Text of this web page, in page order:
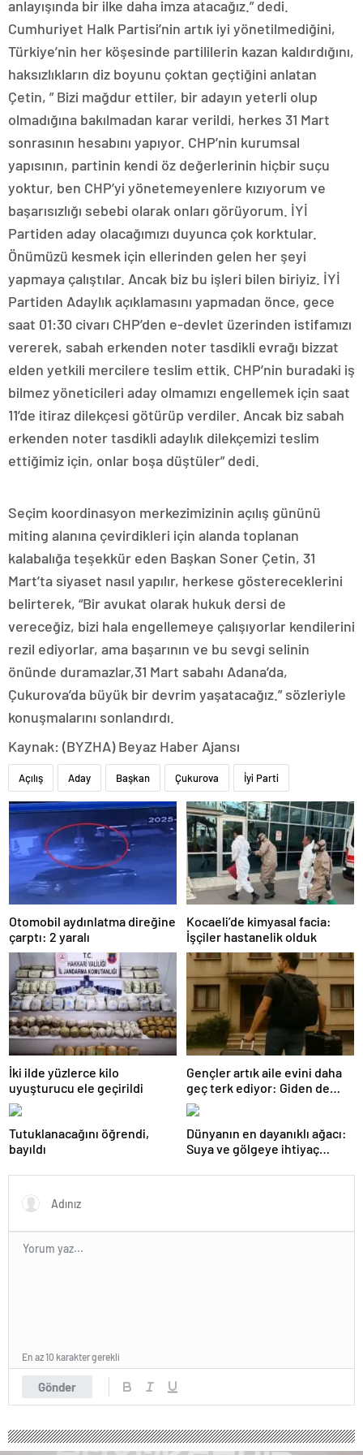
anlayışında bir ilke daha imza atacağız.” dedi.
Cumhuriyet Halk Partisi’nin artık iyi yönetilmediğini,
Türkiye’nin her köşesinde partililerin kazan kaldırdığını,
haksızlıkların diz boyunu çoktan geçtiğini anlatan
Çetin, ” Bizi mağdur ettiler, bir adayın yeterli olup
olmadığına bakılmadan karar verildi, herkes 31 Mart
sonrasının hesabını yapıyor. CHP’nin kurumsal
yapısının, partinin kendi öz değerlerinin hiçbir suçu
yoktur, ben CHP’yi yönetemeyenlere kızıyorum ve
başarısızlığı sebebi olarak onları görüyorum. İYİ
Partiden aday olacağımızı duyunca çok korktular.
Önümüzü kesmek için ellerinden gelen her şeyi
yapmaya çalıştılar. Ancak biz bu işleri bilen biriyiz. İYİ
Partiden Adaylık açıklamasını yapmadan önce, gece
saat 01:30 civarı CHP’den e-devlet üzerinden istifamızı
vererek, sabah erkenden noter tasdikli evrağı bizzat
elden yetkili mercilere teslim ettik. CHP’nin buradaki iş
bilmez yöneticileri aday olmamızı engellemek için saat
11’de itiraz dilekçesi götürüp verdiler. Ancak biz sabah
erkenden noter tasdikli adaylık dilekçemizi teslim
ettiğimiz için, onlar boşa düştüler” dedi.
Seçim koordinasyon merkezimizinin açılış gününü
miting alanına çevirdikleri için alanda toplanan
kalabalığa teşekkür eden Başkan Soner Çetin, 31
Mart’ta siyaset nasıl yapılır, herkese göstereceklerini
belirterek, “Bir avukat olarak hukuk dersi de
vereceğiz, bizi hala engellemeye çalışıyorlar kendilerini
rezil ediyorlar, ama başarının ve bu sevgi selinin
önünde duramazlar,31 Mart sabahı Adana’da,
Çukurova’da büyük bir devrim yaşatacağız.” sözleriyle
konuşmalarını sonlandırdı.
Kaynak: (BYZHA) Beyaz Haber Ajansı
Açılış Aday Başkan Çukurova İyi Parti
Otomobil aydınlatma direğine
çarptı: 2 yaralı
Kocaeli’de kimyasal facia:
İşçiler hastanelik olduk
İki ilde yüzlerce kilo
uyuşturucu ele geçirildi
Gençler artık aile evini daha
geç terk ediyor: Giden de
geri dönüyor
Tutuklanacağını öğrendi,
bayıldı
Dünyanın en dayanıklı ağacı:
Suya ve gölgeye ihtiyaç
veriyor!
Gönder
En az 10 karakter gerekli